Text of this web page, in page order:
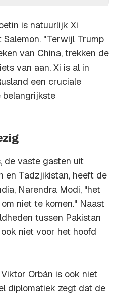
is natuurlijk Xi
"Terwijl Trump
van China, trekken de
van aan. Xi is al in
een cruciale
, de vaste gasten uit
en Tadzjikistan, heeft de
Narendra Modi, "het
niet te komen." Naast
tussen Pakistan
niet voor het hoofd
Orbán is ook niet
diplomatiek zegt dat de